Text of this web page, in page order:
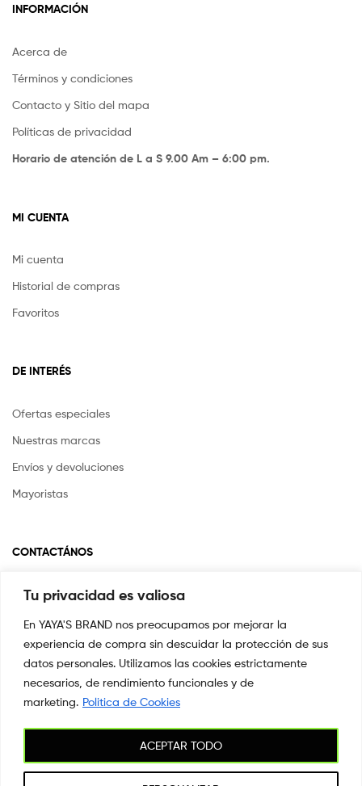
Tu privacidad es valiosa
En YAYA'S BRAND nos preocupamos por mejorar la
experiencia de compra sin descuidar la protección de sus
datos personales. Utilizamos las cookies estrictamente
necesarios, de rendimiento funcionales y de
marketing. Politica de Cookies
ACEPTAR TODO
INFORMACIÓN
Acerca de
Términos y condiciones
Contacto y Sitio del mapa
Políticas de privacidad
Horario de atención de L a S 9.00 Am – 6:00 pm.
MI CUENTA
Mi cuenta
Historial de compras
Favoritos
DE INTERÉS
Ofertas especiales
Nuestras marcas
Envíos y devoluciones
Mayoristas
CONTACTÁNOS
Si tienes alguna pregunta o inquietud escríbenos a
📍CARRERA 8 # 14-45 SAN PEDRO
CALI, COLOMBIA
+57 3044553869
Copyright © 2026YAYA'S BRAND. All Rights Reserved.